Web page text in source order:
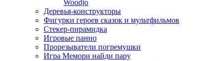
Woodjo
Деревья-конструкторы
Фигурки героев сказок и мультфильмов
Стекер-пирамидка
Игровые панно
Прорезыватели погремушки
Игра Мемори найди пару